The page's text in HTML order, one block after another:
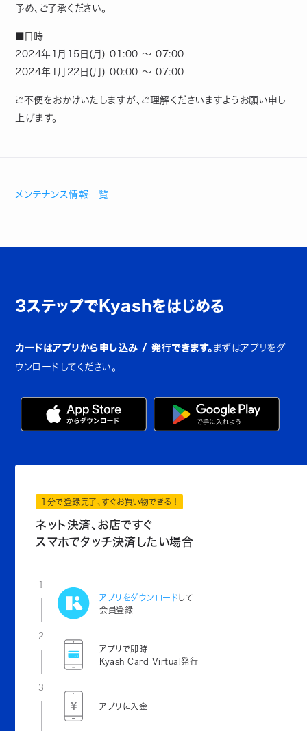
予め、ご了承ください。
■日時
2024年1月15日(月) 01:00 ～ 07:00
2024年1月22日(月) 00:00 ～ 07:00
ご不便をおかけいたしますが、ご理解くださいますようお願い申し
上げます。
メンテナンス情報一覧
3ステップでKyashをはじめる
カードはアプリから申し込み / 発行できます。 まずはアプリをダ
ウンロードしてください。
1分で登録完了、すぐお買い物できる！
ネット決済、お店ですぐ
スマホでタッチ決済したい場合
1
アプリをダウンロードして
会員登録
2
アプリで即時
Kyash Card Virtual発行
3
アプリに入金